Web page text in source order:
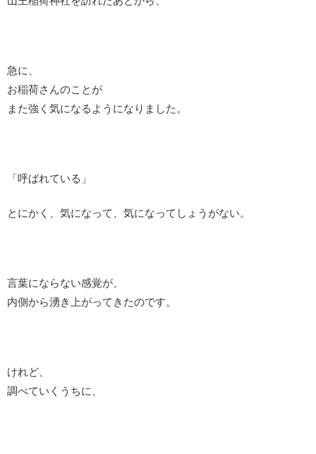
急に、
お稲荷さんのことが
また強く気になるようになりました。
「呼ばれている」
とにかく、気になって、気になってしょうがない。
言葉にならない感覚が、
内側から湧き上がってきたのです。
けれど、
調べていくうちに、